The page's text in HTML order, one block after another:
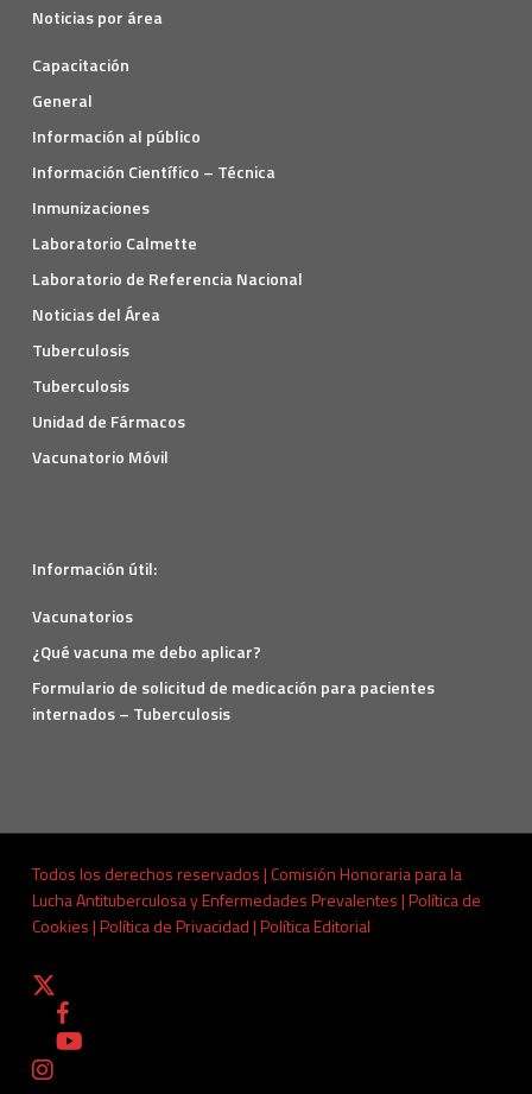
Noticias por área
Capacitación
General
Información al público
Información Científico – Técnica
Inmunizaciones
Laboratorio Calmette
Laboratorio de Referencia Nacional
Noticias del Área
Tuberculosis
Tuberculosis
Unidad de Fármacos
Vacunatorio Móvil
Información útil:
Vacunatorios
¿Qué vacuna me debo aplicar?
Formulario de solicitud de medicación para pacientes
internados – Tuberculosis
Todos los derechos reservados | Comisión Honoraria para la
Lucha Antituberculosa y Enfermedades Prevalentes |Política de
Cookies|Política de Privacidad|Política Editorial
x-
twitterfacebook
youtube
instagram